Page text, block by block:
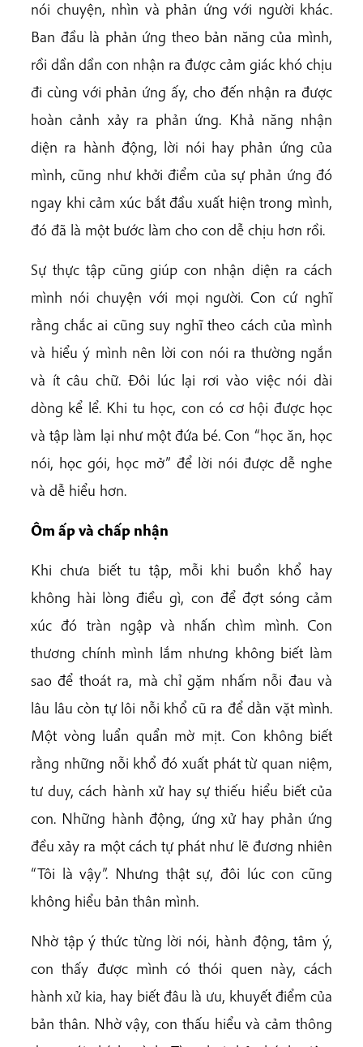
nói chuyện, nhìn và phản ứng với người khác.
Ban đầu là phản ứng theo bản năng của mình,
rồi dần dần con nhận ra được cảm giác khó chịu
đi cùng với phản ứng ấy, cho đến nhận ra được
hoàn cảnh xảy ra phản ứng. Khả năng nhận
diện ra hành động, lời nói hay phản ứng của
mình, cũng như khởi điểm của sự phản ứng đó
ngay khi cảm xúc bắt đầu xuất hiện trong mình,
đó đã là một bước làm cho con dễ chịu hơn rồi.
Sự thực tập cũng giúp con nhận diện ra cách
mình nói chuyện với mọi người. Con cứ nghĩ
rằng chắc ai cũng suy nghĩ theo cách của mình
và hiểu ý mình nên lời con nói ra thường ngắn
và ít câu chữ. Đôi lúc lại rơi vào việc nói dài
dòng kể lể. Khi tu học, con có cơ hội được học
và tập làm lại như một đứa bé. Con “học ăn, học
nói, học gói, học mở” để lời nói được dễ nghe
và dễ hiểu hơn.
Ôm ấp và chấp nhận
Khi chưa biết tu tập, mỗi khi buồn khổ hay
không hài lòng điều gì, con để đợt sóng cảm
xúc đó tràn ngập và nhấn chìm mình. Con
thương chính mình lắm nhưng không biết làm
sao để thoát ra, mà chỉ gặm nhấm nỗi đau và
lâu lâu còn tự lôi nỗi khổ cũ ra để dằn vặt mình.
Một vòng luẩn quẩn mờ mịt. Con không biết
rằng những nỗi khổ đó xuất phát từ quan niệm,
tư duy, cách hành xử hay sự thiếu hiểu biết của
con. Những hành động, ứng xử hay phản ứng
đều xảy ra một cách tự phát như lẽ đương nhiên
“Tôi là vậy”. Nhưng thật sự, đôi lúc con cũng
không hiểu bản thân mình.
Nhờ tập ý thức từng lời nói, hành động, tâm ý,
con thấy được mình có thói quen này, cách
hành xử kia, hay biết đâu là ưu, khuyết điểm của
bản thân. Nhờ vậy, con thấu hiểu và cảm thông